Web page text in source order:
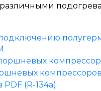
компрессоров
(R-134a)